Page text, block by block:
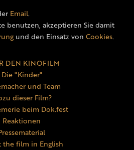
Email.
benutzen, akzeptieren Sie damit
und den Einsatz von Cookies.
DEN KINOFILM
Die "Kinder"
und Team
dieser Film?
beim Dok.fest
Reaktionen
the film in English